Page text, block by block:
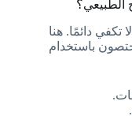
الطبيعي؟
تكفي دائمًا. هنا
باستخدام